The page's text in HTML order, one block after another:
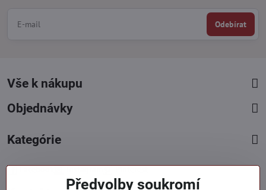
Odebírat
Vše k nákupu
Objednávky
Kategórie
Předvolby soukromí